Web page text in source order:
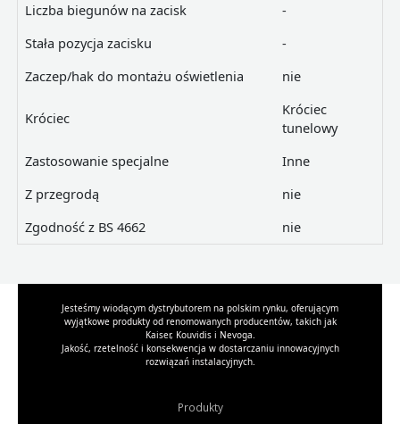
Liczba biegunów na zacisk
-
Stała pozycja zacisku
-
Zaczep/hak do montażu oświetlenia
nie
Króciec
Króciec
tunelowy
Zastosowanie specjalne
Inne
Z przegrodą
nie
Zgodność z BS 4662
nie
Jesteśmy wiodącym dystrybutorem na polskim rynku, oferującym
wyjątkowe produkty od renomowanych producentów, takich jak
Kaiser, Kouvidis i Nevoga.
Jakość, rzetelność i konsekwencja w dostarczaniu innowacyjnych
rozwiązań instalacyjnych.
Produkty